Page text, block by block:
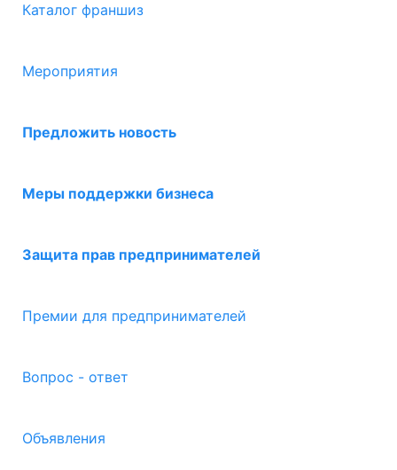
Каталог франшиз
Мероприятия
Предложить новость
Меры поддержки бизнеса
Защита прав предпринимателей
Премии для предпринимателей
Вопрос - ответ
Объявления